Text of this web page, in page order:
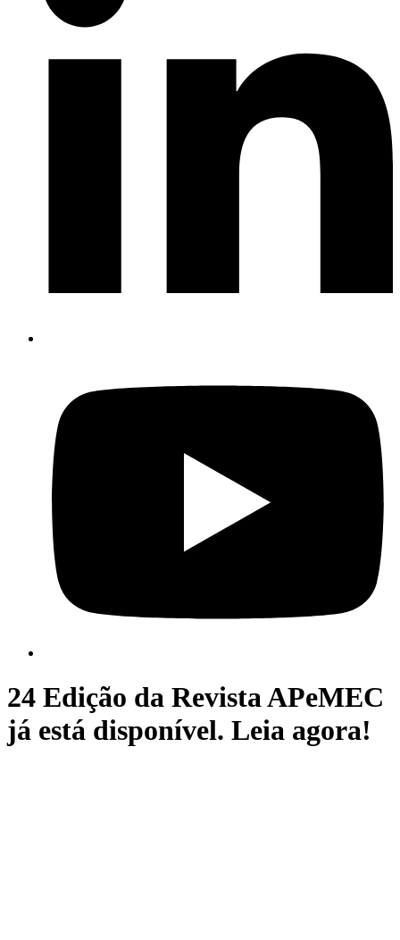
24 Edição da Revista APeMEC
já está disponível. Leia agora!